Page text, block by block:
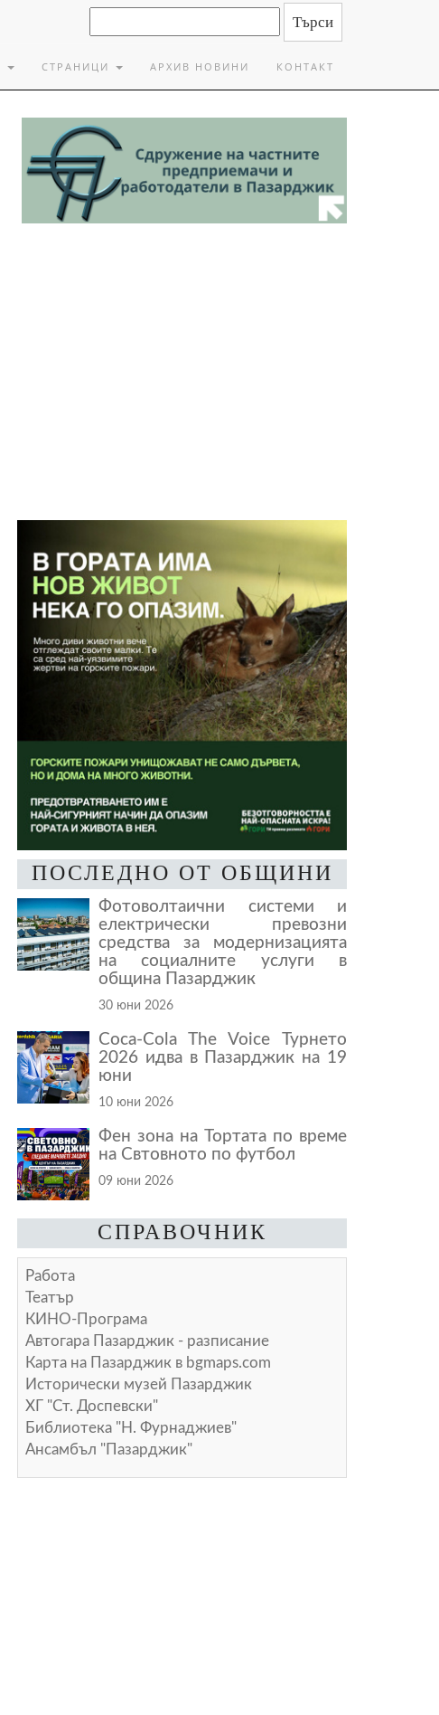
СТРАНИЦИ АРХИВ НОВИНИ КОНТАКТ
ПОСЛЕДНО ОТ ОБЩИНИ
Фотоволтаични системи и
електрически превозни
средства за модернизацията
на социалните услуги в
община Пазарджик
30 юни 2026
Coca-Cola The Voice Турнето
2026 идва в Пазарджик на 19
юни
10 юни 2026
Фен зона на Тортата по време
на Свтовното по футбол
09 юни 2026
СПРАВОЧНИК
Работа
Театър
КИНО-Програма
Автогара Пазарджик - разписание
Карта на Пазарджик в bgmaps.com
Исторически музей Пазарджик
ХГ "Ст. Доспевски"
Библиотека "Н. Фурнаджиев"
Ансамбъл "Пазарджик"